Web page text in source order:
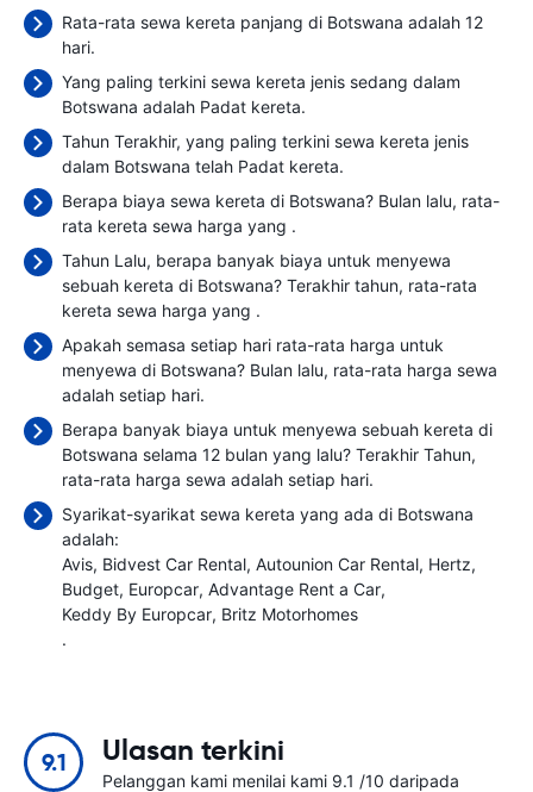
Rata-rata sewa kereta panjang di Botswana adalah 12
hari.
Yang paling terkini sewa kereta jenis sedang dalam
Botswana adalah Padat kereta.
Tahun Terakhir, yang paling terkini sewa kereta jenis
dalam Botswana telah Padat kereta.
Berapa biaya sewa kereta di Botswana? Bulan lalu, rata-
rata kereta sewa harga yang .
Tahun Lalu, berapa banyak biaya untuk menyewa
sebuah kereta di Botswana? Terakhir tahun, rata-rata
kereta sewa harga yang .
Apakah semasa setiap hari rata-rata harga untuk
menyewa di Botswana? Bulan lalu, rata-rata harga sewa
adalah setiap hari.
Berapa banyak biaya untuk menyewa sebuah kereta di
Botswana selama 12 bulan yang lalu? Terakhir Tahun,
rata-rata harga sewa adalah setiap hari.
Syarikat-syarikat sewa kereta yang ada di Botswana
adalah:
Avis Bidvest Car Rental Autounion Car Rental Hertz
Budget Europcar Advantage Rent a Car
Keddy By Europcar Britz Motorhomes
.
9.1 Ulasan terkini
Pelanggan kami menilai kami 9.1 /10 daripada